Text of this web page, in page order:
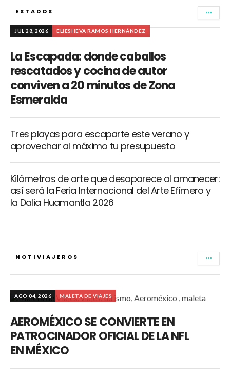
ESTADOS
JUL 28, 2026 ELIESHEVA RAMOS HERNÁNDEZ
La Escapada: donde caballos
rescatados y cocina de autor
conviven a 20 minutos de Zona
Esmeralda
Tres playas para escaparte este verano y
aprovechar al máximo tu presupuesto
Kilómetros de arte que desaparece al amanecer:
así será la Feria Internacional del Arte Efímero y
la Dalia Huamantla 2026
NOTIVIAJEROS
AGO 04, 2026 MALETA DE VIAJES
AEROMÉXICO SE CONVIERTE EN
PATROCINADOR OFICIAL DE LA NFL
EN MÉXICO